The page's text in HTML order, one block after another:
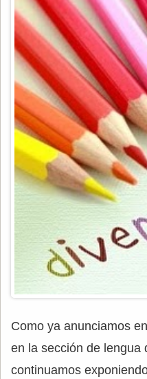
Como ya anunciamos
en la sección de lengua
continuamos